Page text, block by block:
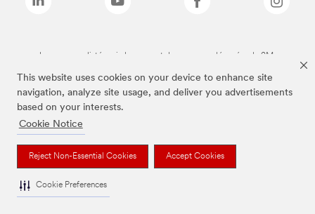
This website uses cookies on your device to enhance site
navigation, analyze site usage, and deliver you advertisements
based on your interests.
Cookie Notice
Reject Non-Essential Cookies Accept Cookies
Cookie Preferences
Les marques listées ci-dessus sont des marques déposées de 3M.